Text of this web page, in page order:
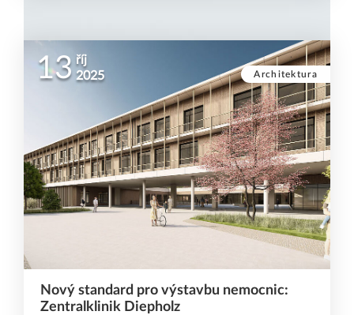
Architektura
13 říj
2025
Nový standard pro výstavbu nemocnic:
Zentralklinik Diepholz